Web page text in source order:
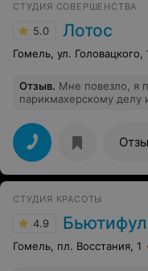
СТУДИЯ СОВЕРШЕНСТВА
5.0 Лотос
Гомель, ул. Головацкого,
Отзыв. Мне повезло, я
парикмахерскому
Подача информации
не остается никаких
Администратор
моделями, за что ей
всем осталась
и даже!! помощи в
высшем уровне! Всем
организацию!!
СТУДИЯ КРАСОТЫ
4.9 Бьютифул
Гомель, пл. Восстания, 1